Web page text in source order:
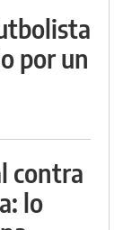
por un
contra
lo